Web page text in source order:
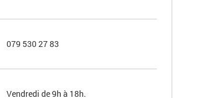
079 530 27 83
Vendredi de 9h à 18h.